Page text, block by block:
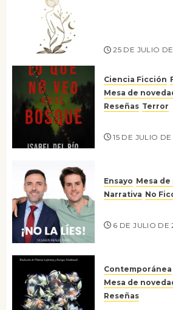
25 DE JULIO
Ciencia Ficción
Mesa de
Reseñas Terror
15 DE JULIO
Ensayo Mesa
Narrativa No
6 DE JULIO DE
Contemporánea
Mesa de
Reseñas